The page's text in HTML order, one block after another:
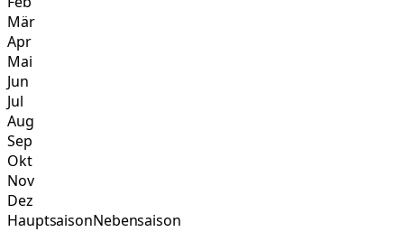
Mär
Apr
Mai
Jun
Jul
Aug
Sep
Okt
Nov
Dez
HauptsaisonNebensaison